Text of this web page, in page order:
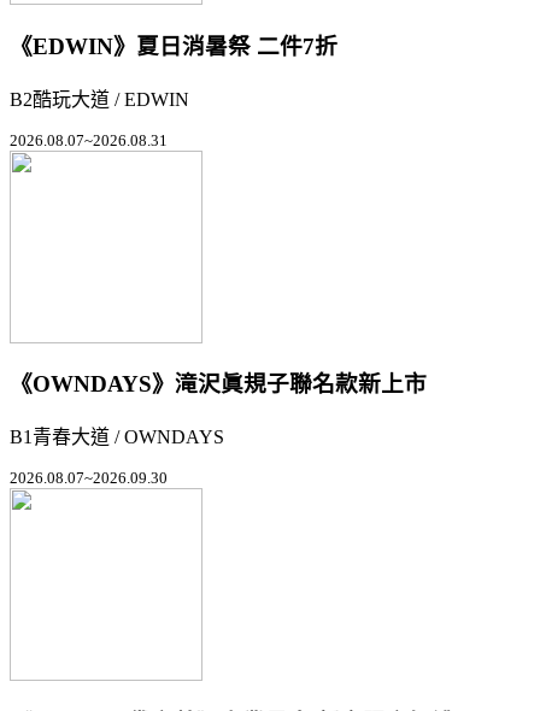
《EDWIN》夏日消暑祭 二件7折
B2酷玩大道 / EDWIN
2026.08.07~2026.08.31
《OWNDAYS》滝沢眞規子聯名款新上市
B1青春大道 / OWNDAYS
2026.08.07~2026.09.30